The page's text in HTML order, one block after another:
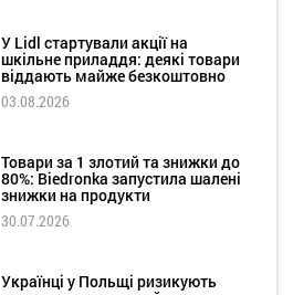
У Lidl стартували акції на
шкільне приладдя: деякі товари
віддають майже безкоштовно
03.08.2026
Товари за 1 злотий та знижки до
80%: Biedronka запустила шалені
знижки на продукти
30.07.2026
Українці у Польщі ризикують